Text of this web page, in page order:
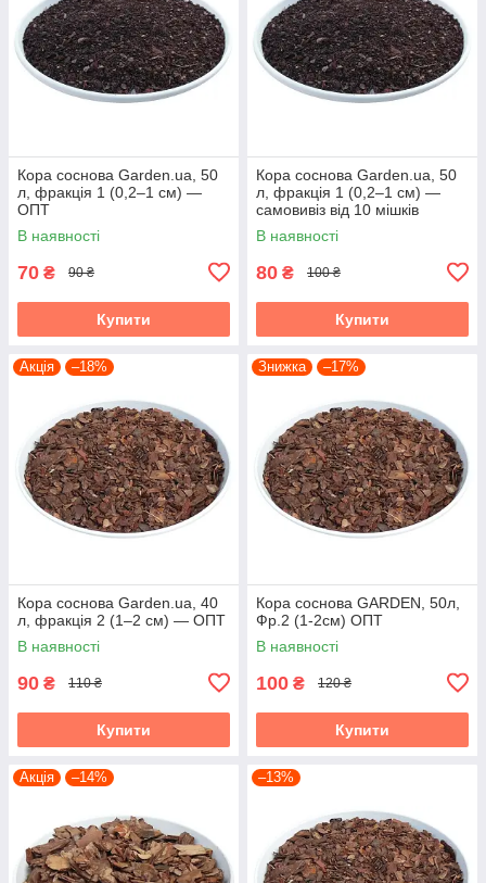
Кора соснова Garden.ua, 50
л, фракція 1 (0,2–1 см) —
ОПТ
В наявності
70 ₴ 90 ₴
Купити
Кора соснова Garden.ua, 50
л, фракція 1 (0,2–1 см) —
самовивіз від 10 мішків
В наявності
80 ₴ 100 ₴
Купити
Акція –18%
Кора соснова Garden.ua, 40
л, фракція 2 (1–2 см) — ОПТ
В наявності
90 ₴ 110 ₴
Купити
Знижка –17%
Кора соснова GARDEN, 50л,
Фр.2 (1-2см) ОПТ
В наявності
100 ₴ 120 ₴
Купити
Акція –14% –13%